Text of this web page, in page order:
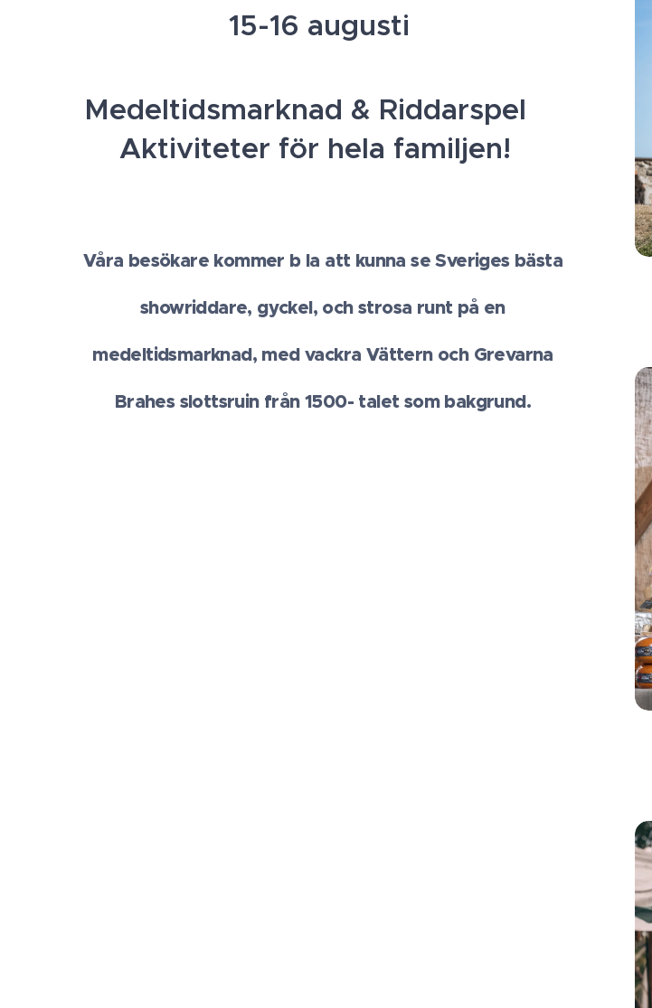
15-16 augusti
Medeltidsmarknad & Riddarspel⚔️
Aktiviteter för hela familjen!
Våra besökare kommer b la att kunna se Sveriges bästa
showriddare, gyckel, och strosa runt på en
medeltidsmarknad, med vackra Vättern och Grevarna
Brahes slottsruin från 1500- talet som bakgrund.